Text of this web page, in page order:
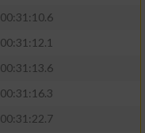
00:31:10.6
00:31:12.1
00:31:13.6
00:31:16.3
00:31:22.7